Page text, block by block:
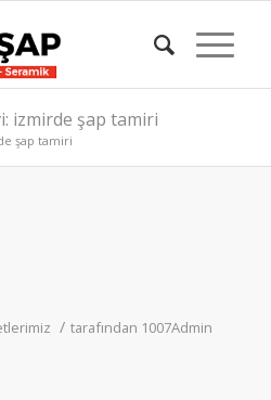
izmirde şap tamiri
şap tamiri
/ tarafından 1007Admin